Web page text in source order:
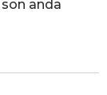
anda